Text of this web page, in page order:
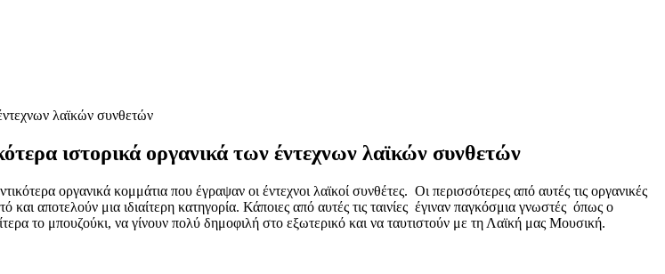
ιστορικά οργανικά των έντεχνων λαϊκών συνθετών
οργανικά κομμάτια που έγραψαν οι έντεχνοι λαϊκοί συνθέτες. Οι περισσότερες από αυτές τις οργανικές
αποτελούν μια ιδιαίτερη κατηγορία. Κάποιες από αυτές τις ταινίες έγιναν παγκόσμια γνωστές όπως ο
το μπουζούκι, να γίνουν πολύ δημοφιλή στο εξωτερικό και να ταυτιστούν με τη Λαϊκή μας Μουσική.